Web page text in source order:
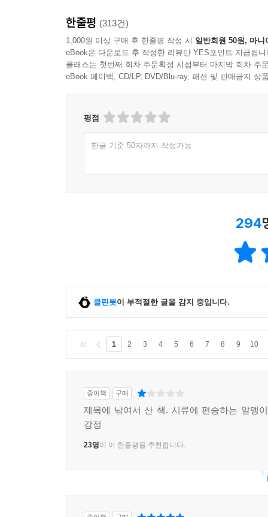
한줄평 (313건)
1,000원 이상 구매 후 한줄평 작성 시 일반회원 50원, 마니
eBook은 다운로드 후 작성한 리뷰만 YES포인트 지급됩니
클래스는 첫번째 회차 주문확정 시점부터 마지막 회차 주
eBook 페이백, CD/LP, DVD/Blu-ray, 패션 및 판매금지 상
평점
한글 기준 50자까지 작성가능
294
클린봇이 부적절한 글을 감지 중입니다.
1 2 3 4 5 6 7 8 9 10
종이책 구매
제목에 낚여서 산 책. 시류에 편승하는 알멩
강정
23명이 이 한줄평을 추천합니다.